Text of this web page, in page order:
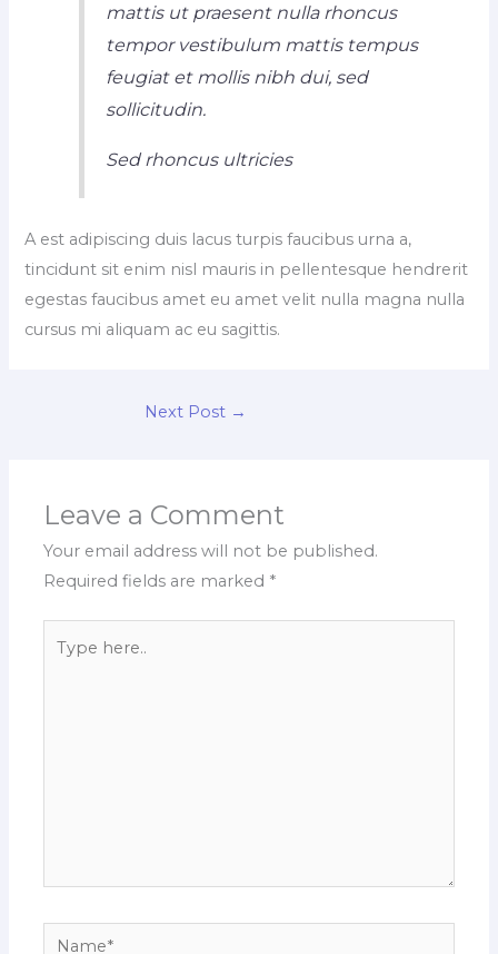
mattis ut praesent nulla rhoncus
tempor vestibulum mattis tempus
feugiat et mollis nibh dui, sed
sollicitudin.
Sed rhoncus ultricies
A est adipiscing duis lacus turpis faucibus urna a,
tincidunt sit enim nisl mauris in pellentesque hendrerit
egestas faucibus amet eu amet velit nulla magna nulla
cursus mi aliquam ac eu sagittis.
Next Post →
Leave a Comment
Your email address will not be published.
Required fields are marked *
Name*